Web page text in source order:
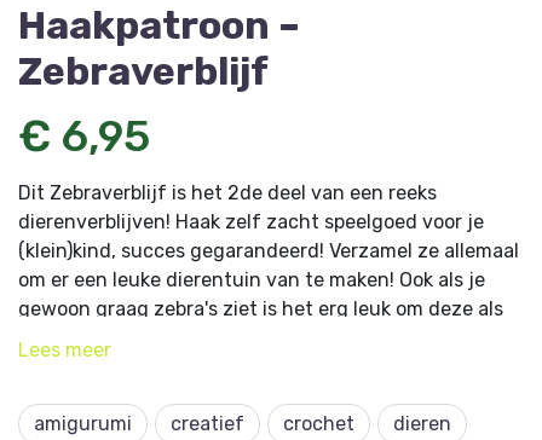
Haakpatroon –
Zebraverblijf
€ 6,95
Dit Zebraverblijf is het 2de deel van een reeks
dierenverblijven! Haak zelf zacht speelgoed voor je
(klein)kind, succes gegarandeerd! Verzamel ze allemaal
om er een leuke dierentuin van te maken! Ook als je
gewoon graag zebra's ziet is het erg leuk om deze als
versiering in je interieur te plaatsen. Dit haakpatroon
gehaakt met Scheepjes Catona):
Lees meer
amigurumi creatief crochet
dieren